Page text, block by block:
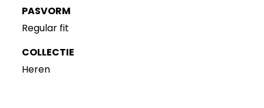
PASVORM
Regular fit
COLLECTIE
Heren